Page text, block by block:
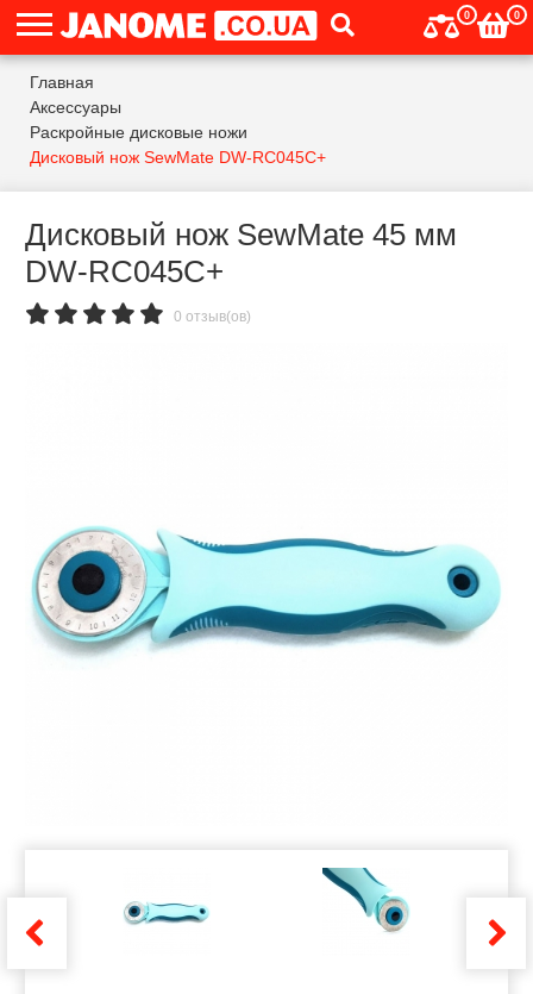
0 0
Главная
Аксессуары
Раскройные дисковые ножи
Дисковый нож SewMate DW-RC045C+
Дисковый нож SewMate 45 мм
DW-RC045C+
0 отзыв(ов)